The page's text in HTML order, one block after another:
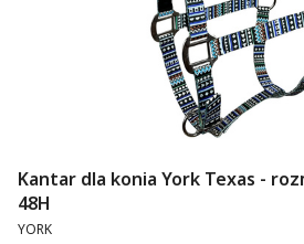
Kantar dla konia York Texas -
48H
PRODUCENT
YORK